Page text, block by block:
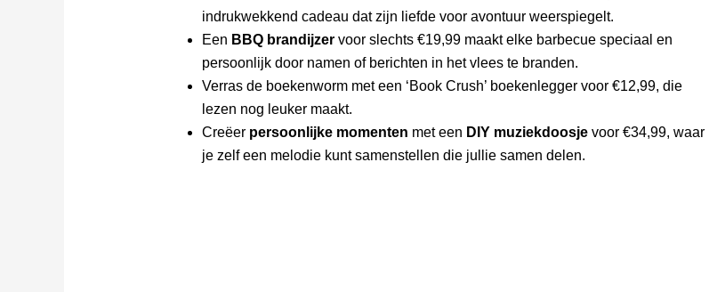
indrukwekkend cadeau dat zijn liefde voor avontuur weerspiegelt.
Een BBQ brandijzervoor slechts €19,99 maakt elke barbecue speciaal en
persoonlijk door namen of berichten in het vlees te branden.
Verras de boekenworm met een ‘Book Crush’ boekenlegger voor €12,99, die
lezen nog leuker maakt.
Creëer persoonlijke momenten met een DIY muziekdoosjevoor €34,99, waar
je zelf een melodie kunt samenstellen die jullie samen delen.